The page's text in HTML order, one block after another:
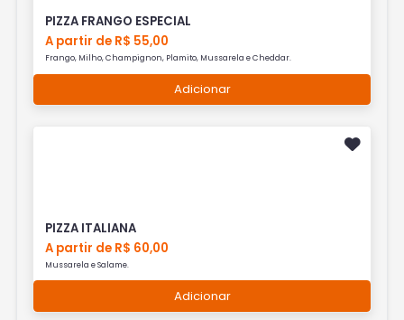
PIZZA FRANGO ESPECIAL
A partir de R$ 55,00
Frango, Milho, Champignon, Plamito, Mussarela e Cheddar.
Adicionar
PIZZA ITALIANA
A partir de R$ 60,00
Mussarela e Salame.
Adicionar